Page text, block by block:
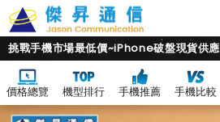
挑戰手機市場最低價~iPhone破盤現貨供應
價格總覽 機型排行 手機推薦 手機比較